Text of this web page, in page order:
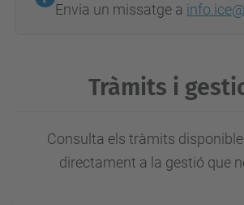
Envia un missatge a
Tràmits i
Consulta els tràmits
directament a la gestió que